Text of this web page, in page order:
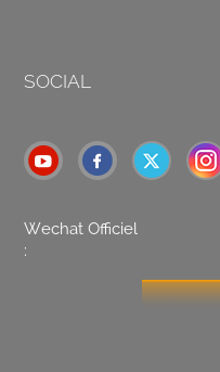
SOCIAL
Wechat Officiel
: